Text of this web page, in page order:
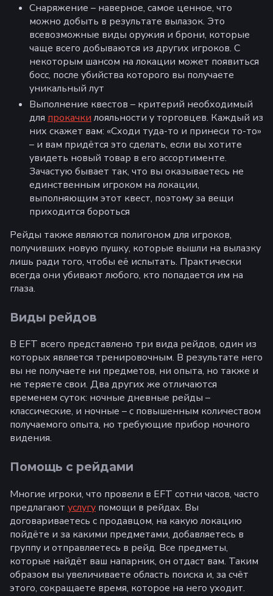
Снаряжение – наверное, самое ценное, что
можно добыть в результате вылазок. Это
всевозможные виды оружия и брони, которые
чаще всего добываются из других игроков. С
некоторым шансом на локации может появиться
босс, после убийства которого вы получаете
уникальный лут
Выполнение квестов – критерий необходимый
для прокачки лояльности у торговцев. Каждый из
них скажет вам: «Сходи туда-то и принеси то-то»
– и вам придётся это сделать, если вы хотите
увидеть новый товар в его ассортименте.
Зачастую бывает так, что вы оказываетесь не
единственным игроком на локации,
выполняющим этот квест, поэтому за вещи
приходится бороться
Рейды также являются полигоном для игроков,
получивших новую пушку, которые вышли на вылазку
лишь ради того, чтобы её испытать. Практически
всегда они убивают любого, кто попадается им на
глаза.
Виды рейдов
В EFT всего представлено три вида рейдов, один из
которых является тренировочным. В результате него
вы не получаете ни предметов, ни опыта, но также и
не теряете свои. Два других же отличаются
временем суток: ночные дневные рейды –
классические, и ночные – с повышенным количеством
получаемого опыта, но требующие прибор ночного
видения.
Помощь с рейдами
Многие игроки, что провели в EFT сотни часов, часто
предлагают услугу помощи в рейдах. Вы
договариваетесь с продавцом, на какую локацию
пойдёте и за какими предметами, добавляетесь в
группу и отправляетесь в рейд. Все предметы,
которые найдёт ваш напарник, он отдаст вам. Таким
образом вы увеличиваете область поиска и, за счёт
этого, сокращаете время, которое на него уходит.